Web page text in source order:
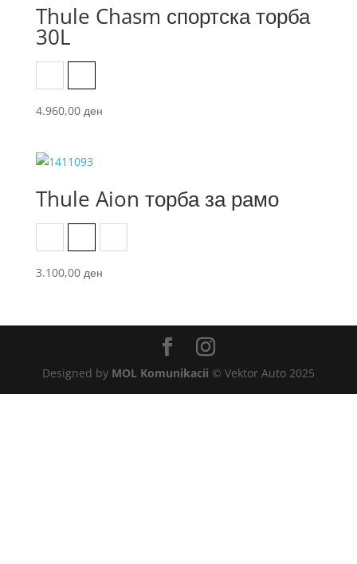
Thule Chasm спортска торба
30L
4.960,00 ден
Thule Aion торба за рамо
3.100,00 ден
Designed by MOL Komunikacii © Vektor Auto 2025